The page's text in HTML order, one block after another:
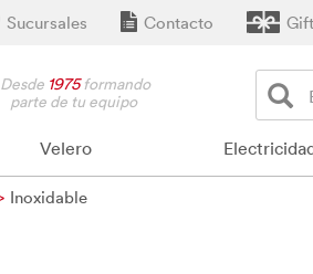
Contacto
Sucursales
Desde 1975formando
parte de tu equipo
Velero
Inoxidable